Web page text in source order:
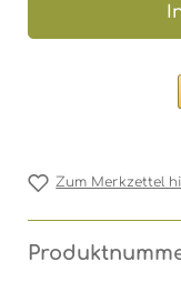
Zum Merkzettel